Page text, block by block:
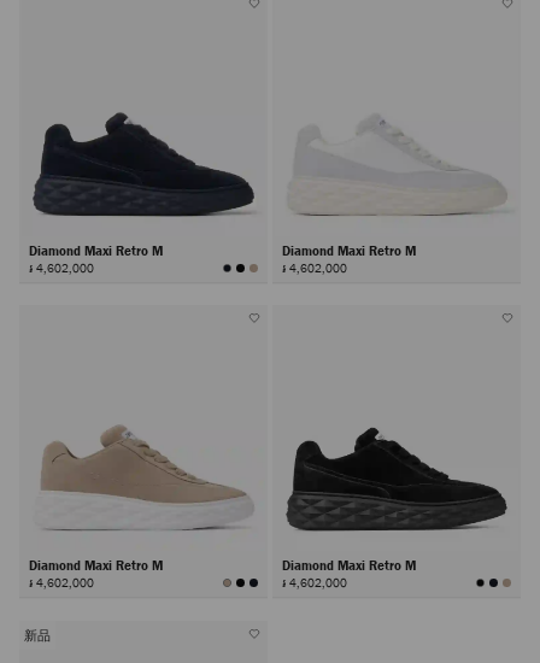
Diamond Maxi Retro M
៛ 4,602,000
Diamond Maxi Retro M
៛ 4,602,000
Diamond Maxi Retro M
៛ 4,602,000
Diamond Maxi Retro M
៛ 4,602,000
新品